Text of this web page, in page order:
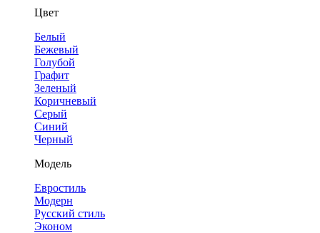
Цвет
Белый
Бежевый
Голубой
Графит
Зеленый
Коричневый
Серый
Синий
Черный
Модель
Евростиль
Модерн
Русский стиль
Эконом